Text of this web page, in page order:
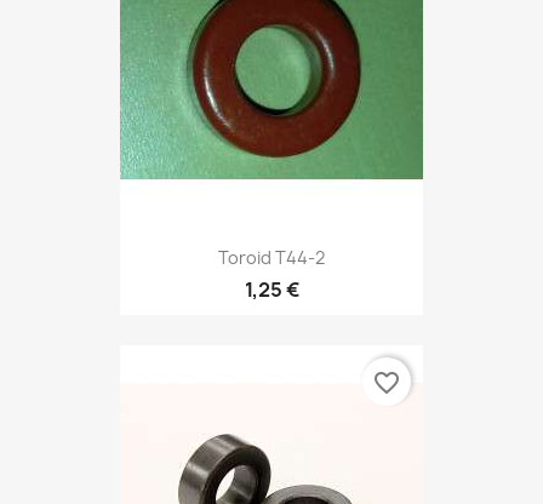
Toroid T44-2
1,25 €
favorite_border